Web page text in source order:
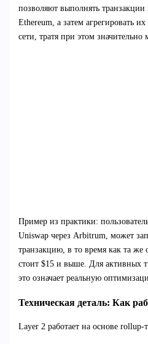
позволяют выполнять транзакции
Ethereum, а затем агрегировать
сети, тратя при этом значительно
Пример из практики:
Uniswap через Arbitrum, может
транзакцию, в то время как та же
стоит $15 и выше. Для активных
это означает реальную
Техническая деталь: Как
Layer 2 работает на основе rollup-